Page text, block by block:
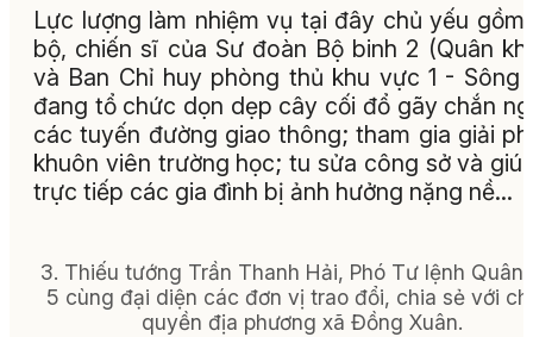
Lực lượng làm nhiệm vụ tại đây chủ yếu gồm
bộ, chiến sĩ của Sư đoàn Bộ binh 2 (Quân
và Ban Chỉ huy phòng thủ khu vực 1 - Sông
đang tổ chức dọn dẹp cây cối đổ gãy chắn
các tuyến đường giao thông; tham gia giải
khuôn viên trường học; tu sửa công sở và
trực tiếp các gia đình bị ảnh hưởng nặng nề...
3. Thiếu tướng Trần Thanh Hải, Phó Tư lệnh Quân
5 cùng đại diện các đơn vị trao đổi, chia sẻ với
quyền địa phương xã Đồng Xuân.